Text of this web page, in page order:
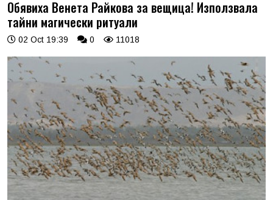
Обявиха Венета Райкова за вещица! Използвала
тайни магически ритуали
02 Oct 19:39 0 11018